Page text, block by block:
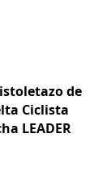
de
Ciclista
LEADER